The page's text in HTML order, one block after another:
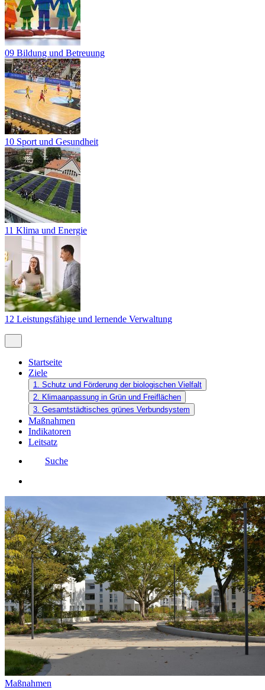
09 Bildung und Betreuung
10 Sport und Gesundheit
11 Klima und Energie
12 Leistungsfähige und lernende Verwaltung
Startseite
Ziele
1. Schutz und Förderung der biologischen Vielfalt
2. Klimaanpassung in Grün und Freiflächen
3. Gesamtstädtisches grünes Verbundsystem
Maßnahmen
Indikatoren
Leitsatz
Suche
Maßnahmen